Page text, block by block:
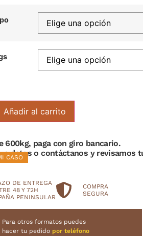
Añadir al carrito
600kg, paga con giro bancario.
datos o contáctanos y revisamos
CASO
DE ENTREGA
48 Y 72H
PENINSULAR
COMPRA
SEGURA
Para otros formatos puedes
hacer tu pedido por teléfono